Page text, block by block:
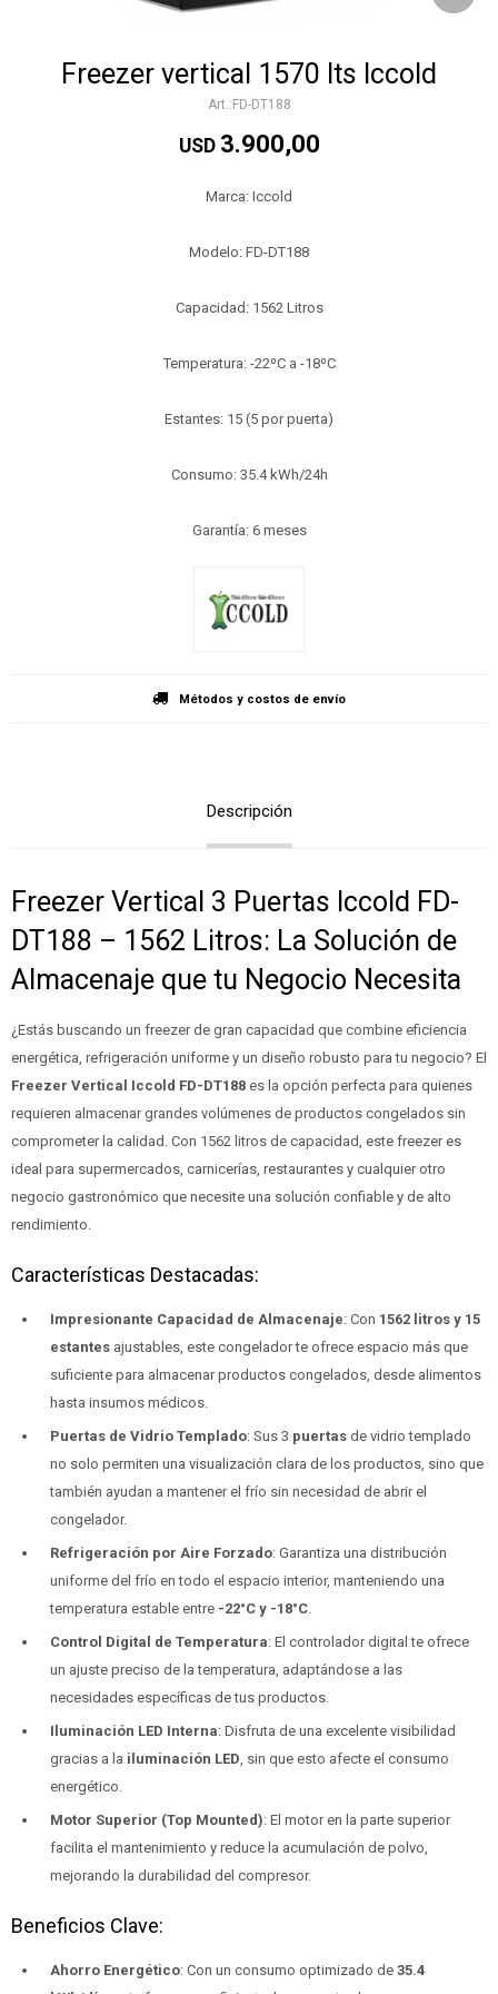
Freezer vertical 1570 lts Iccold
FD-DT188
USD 3.900,00
Marca: Iccold
Modelo: FD-DT188
Capacidad: 1562 Litros
Temperatura: -22ºC a -18ºC
Estantes: 15 (5 por puerta)
Consumo: 35.4 kWh/24h
Garantía: 6 meses
Métodos y costos de envío
Descripción
Freezer Vertical 3 Puertas Iccold FD-
DT188 – 1562 Litros: La Solución de
Almacenaje que tu Negocio Necesita
¿Estás buscando un freezer de gran capacidad que combine eficiencia
energética, refrigeración uniforme y un diseño robusto para tu negocio? El
Freezer Vertical Iccold FD-DT188 es la opción perfecta para quienes
requieren almacenar grandes volúmenes de productos congelados sin
comprometer la calidad. Con 1562 litros de capacidad, este freezer es
ideal para supermercados, carnicerías, restaurantes y cualquier otro
negocio gastronómico que necesite una solución confiable y de alto
rendimiento.
Características Destacadas:
Impresionante Capacidad de Almacenaje: Con 1562 litros y 15
estantes ajustables, este congelador te ofrece espacio más que
suficiente para almacenar productos congelados, desde alimentos
hasta insumos médicos.
Puertas de Vidrio Templado: Sus 3 puertas de vidrio templado
no solo permiten una visualización clara de los productos, sino que
también ayudan a mantener el frío sin necesidad de abrir el
congelador.
Refrigeración por Aire Forzado: Garantiza una distribución
uniforme del frío en todo el espacio interior, manteniendo una
temperatura estable entre -22°C y -18°C
Control Digital de Temperatura: El controlador digital te ofrece
un ajuste preciso de la temperatura, adaptándose a las
necesidades específicas de tus productos.
Iluminación LED Interna: Disfruta de una excelente visibilidad
gracias a la iluminación LED , sin que esto afecte el consumo
energético.
Motor Superior (Top Mounted): El motor en la parte superior
facilita el mantenimiento y reduce la acumulación de polvo,
mejorando la durabilidad del compresor.
Beneficios Clave:
Ahorro Energético: Con un consumo optimizado de 35.4